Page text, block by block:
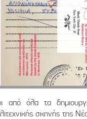
από όλα τα
σκηνής της